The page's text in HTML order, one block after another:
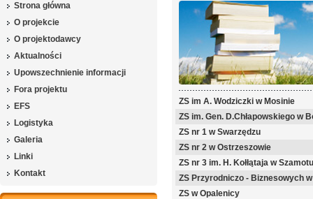
Strona główna
O projekcie
O projektodawcy
Aktualności
Upowszechnienie informacji
Fora projektu
EFS
Logistyka
Galeria
Linki
Kontakt
ZS im A. Wodziczki w Mosinie
ZS im. Gen. D.Chłapowskiego w
ZS nr 1 w Swarzędzu
ZS nr 2 w Ostrzeszowie
ZS nr 3 im. H. Kołłątaja w
ZS Przyrodniczo - Biznesowych
ZS w Opalenicy